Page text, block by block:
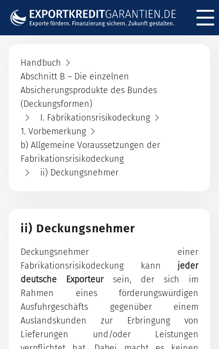
Handbuch
Abschnitt B – Die einzelnen
Absicherungsprodukte des Bundes
(Deckungsformen)
I. Fabrikationsrisikodeckung
1. Vorbemerkung
b) Allgemeine Voraussetzungen der
Fabrikationsrisikodeckung
ii) Deckungsnehmer
ii) Deckungsnehmer
Deckungsnehmer einer
Fabrikationsrisikodeckung kann jeder
deutsche Exporteursein, der sich im
Rahmen eines förderungswürdigen
Ausfuhrgeschäfts gegenüber einem
Auslandskunden zur Erbringung von
Lieferungen und/oder Leistungen